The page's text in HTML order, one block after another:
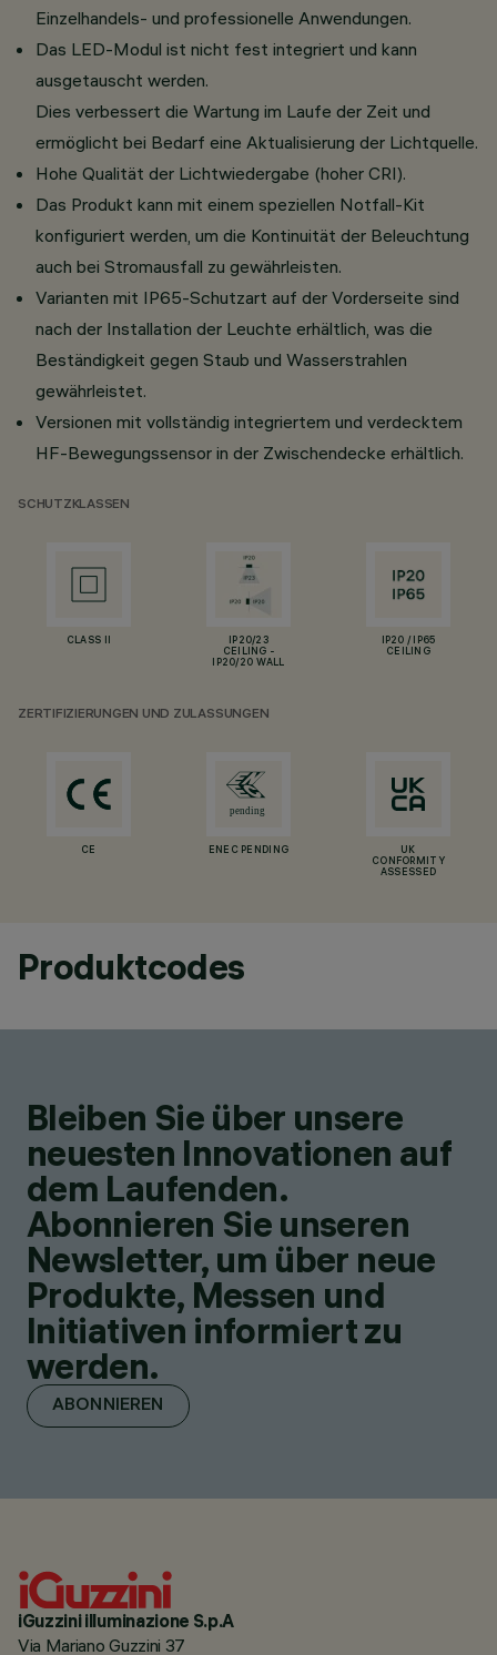
Einzelhandels- und professionelle Anwendungen.
Das LED-Modul ist nicht fest integriert und kann
ausgetauscht werden.
Dies verbessert die Wartung im Laufe der Zeit und
ermöglicht bei Bedarf eine Aktualisierung der Lichtquelle.
Hohe Qualität der Lichtwiedergabe (hoher CRI).
Das Produkt kann mit einem speziellen Notfall-Kit
konfiguriert werden, um die Kontinuität der Beleuchtung
auch bei Stromausfall zu gewährleisten.
Varianten mit IP65-Schutzart auf der Vorderseite sind
nach der Installation der Leuchte erhältlich, was die
Beständigkeit gegen Staub und Wasserstrahlen
gewährleistet.
Versionen mit vollständig integriertem und verdecktem
HF-Bewegungssensor in der Zwischendecke erhältlich.
SCHUTZKLASSEN
CLASS II
IP20/23
CEILING -
IP20/20 WALL
IP20 / IP65
CEILING
ZERTIFIZIERUNGEN UND ZULASSUNGEN
CE ENEC PENDING
UK
CONFORMITY
ASSESSED
Produktcodes
Bleiben Sie über unsere
neuesten Innovationen auf
dem Laufenden.
Abonnieren Sie unseren
Newsletter, um über neue
Produkte, Messen und
Initiativen informiert zu
werden.
ABONNIEREN
iGuzzini illuminazione S.p.A
Via Mariano Guzzini 37